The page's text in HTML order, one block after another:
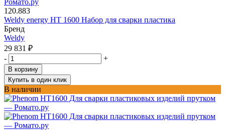
120.883
Weldy energy HT 1600 Набор для сварки пластика
Бренд
Weldy
29 831 ₽
-
+
В корзину
Купить в один клик
В наличии